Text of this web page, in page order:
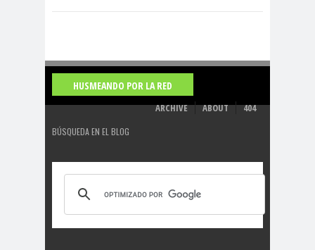
HUSMEANDO POR LA RED
ARCHIVE ABOUT 404
BÚSQUEDA EN EL BLOG